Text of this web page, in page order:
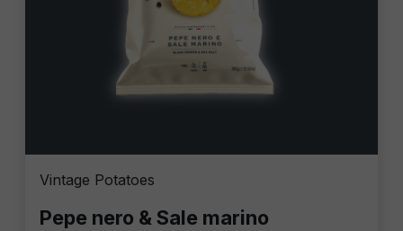
Vintage Potatoes
Pepe nero & Sale marino